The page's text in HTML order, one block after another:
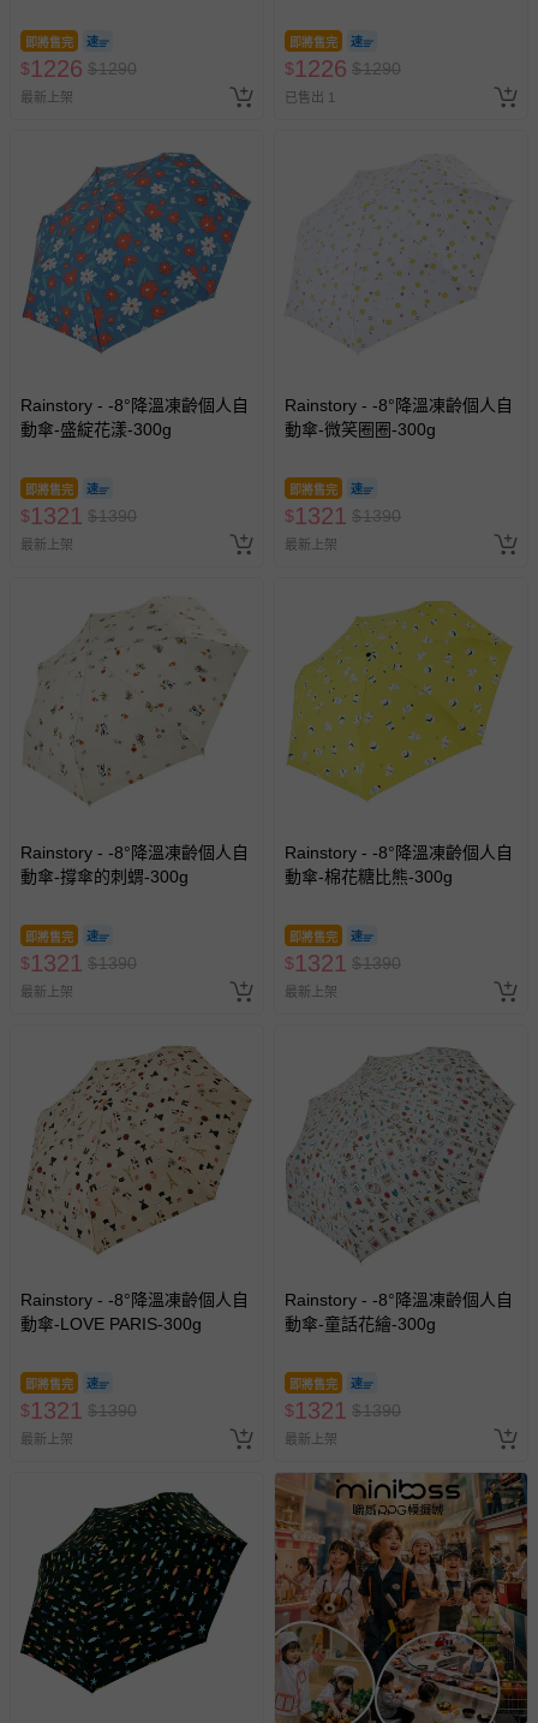
即將售完
$1226 $1290
最新上架
即將售完
$1226 $1290
已售出 1
Rainstory - -8°降溫凍齡個人自
動傘-盛綻花漾-300g
即將售完
$1321 $1390
最新上架
Rainstory - -8°降溫凍齡個人自
動傘-微笑圈圈-300g
即將售完
$1321 $1390
最新上架
Rainstory - -8°降溫凍齡個人自
動傘-撐傘的刺蝟-300g
即將售完
$1321 $1390
最新上架
Rainstory - -8°降溫凍齡個人自
動傘-棉花糖比熊-300g
即將售完
$1321 $1390
最新上架
Rainstory - -8°降溫凍齡個人自
動傘-LOVE PARIS-300g
即將售完
$1321 $1390
最新上架
Rainstory - -8°降溫凍齡個人自
動傘-童話花繪-300g
即將售完
$1321 $1390
最新上架